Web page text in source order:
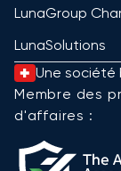
LunaGroup
LunaSolutions
Une société
Membre des
d'affaires :